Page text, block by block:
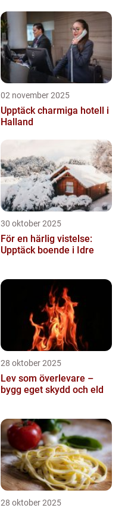
02 november 2025
Upptäck charmiga hotell i
Halland
30 oktober 2025
För en härlig vistelse:
Upptäck boende i Idre
28 oktober 2025
Lev som överlevare –
bygg eget skydd och eld
28 oktober 2025